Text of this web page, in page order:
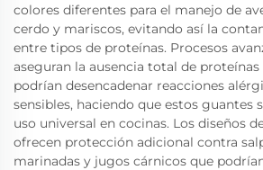
colores diferentes para el manejo de
cerdo y mariscos, evitando así la
entre tipos de proteínas. Procesos
aseguran la ausencia total de proteínas
podrían desencadenar reacciones
sensibles, haciendo que estos guantes
uso universal en cocinas. Los diseños
ofrecen protección adicional contra
marinadas y jugos cárnicos que